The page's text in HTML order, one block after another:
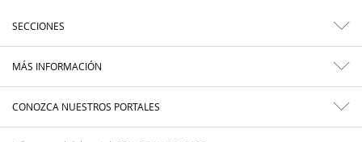
SECCIONES
MÁS INFORMACIÓN
CONOZCA NUESTROS PORTALES